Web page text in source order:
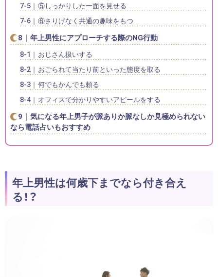
⑤しっかりした一面を見せる
⑥さりげなく共通の趣味をもつ
年上男性にアプローチする際のNG行動
おじさん扱いする
おごられて当たり前といった態度を取る
何でもかんでも頼る
オフィスで分かりやすいアピールをする
気になる年上男子が脈ありか脈なしか見極められない
なら電話占いもおすすめ
年上男性は何歳下までなら付き合え
る！？